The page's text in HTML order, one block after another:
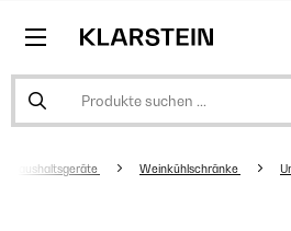
Haushaltsgeräte Weinkühlschränke